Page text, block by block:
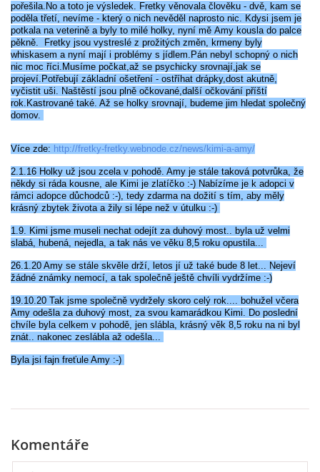
V NOVÝCH DOMOVECH
DFD - DOMOV FRETČÍCH DŮCHODCŮ
PODMÍNKY PŘEVZETÍ FRETKY.
O FRETCE
PÉČE O FRETKU
CHCI SI POŘÍDIT FRETKU
pořešila.No a toto je výsledek. Fretky věnovala člověku - dvě, kam se
poděla třetí, nevíme - který o nich nevěděl naprosto nic. Kdysi jsem je
potkala na veterině a byly to milé holky, nyní mě Amy kousla do palce
pěkně. Fretky jsou vystreslé z prožitých změn, krmeny byly
whiskasem a nyní mají i problémy s jídlem.Pán nebyl schopný o nich
nic moc říci.Musíme počkat,až se psychicky srovnají,jak se
projeví.Potřebují základní ošetření - ostříhat drápky,dost akutně,
vyčistit uši. Naštěstí jsou plně očkované,další očkování příští
rok.Kastrované také. Až se holky srovnají, budeme jim hledat společný
domov.
Více zde: http://fretky-fretky.webnode.cz/news/kimi-a-amy/
2.1.16 Holky už jsou zcela v pohodě. Amy je stále taková potvrůka, že
někdy si ráda kousne, ale Kimi je zlatíčko :-) Nabízíme je k adopci v
rámci adopce důchodců :-), tedy zdarma na dožití s tím, aby měly
krásný zbytek života a žily si lépe než v útulku :-)
1.9. Kimi jsme museli nechat odejít za duhový most.. byla už velmi
slabá, hubená, nejedla, a tak nás ve věku 8,5 roku opustila...
26.1.20 Amy se stále skvěle drží, letos jí už také bude 8 let... Nejeví
žádné známky nemocí, a tak společně ještě chvíli vydržíme :-)
19.10.20 Tak jsme společně vydržely skoro celý rok.... bohužel včera
Amy odešla za duhový most, za svou kamarádkou Kimi. Do poslední
chvíle byla celkem v pohodě, jen slábla, krásný věk 8,5 roku na ni byl
znát.. nakonec zeslábla až odešla...
Byla jsi fajn freťule Amy :-)
Komentáře